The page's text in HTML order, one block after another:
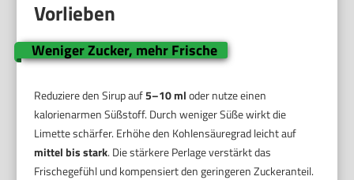
Vorlieben
Weniger Zucker, mehr Frische
Reduziere den Sirup auf5–10 mloder nutze einen
kalorienarmen Süßstoff. Durch weniger Süße wirkt die
Limette schärfer. Erhöhe den Kohlensäuregrad leicht auf
mittel bis stark. Die stärkere Perlage verstärkt das
Frischegefühl und kompensiert den geringeren Zuckeranteil.